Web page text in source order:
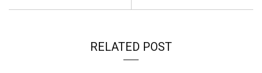
RELATED POST